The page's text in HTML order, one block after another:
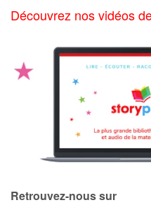
Découvrez nos vidéos
Retrouvez-nous sur